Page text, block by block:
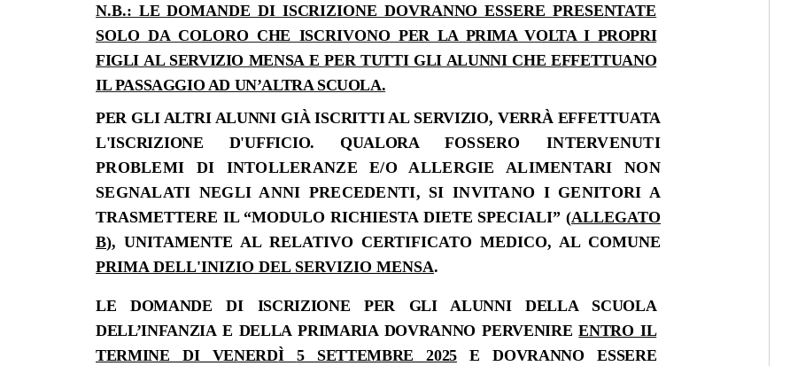
N.B.: LE DOMANDE DI ISCRIZIONE DOVRANNO ESSERE PRESENTATE
SOLO DA COLORO CHE ISCRIVONOPER LA PRIMA VOLTA I PROPRI
FIGLI AL SERVIZIO MENSA E PER TUTTI GLI ALUNNI CHE EFFETTUANO
IL PASSAGGIO AD UN’ALTRA SCUOLA.
PER GLI ALTRI ALUNNI GIÀ ISCRITTI AL SERVIZIO, VERRÀEFFETTUATA
L'ISCRIZIONE D'UFFICIO. QUALORA
FOSSERO INTERVENUTI
PROBLEMI DI INTOLLERANZE E/O ALLERGIE ALIMENTARI NON
SEGNALATI NEGLI ANNI PRECEDENTI, SI INVITANO I GENITORI A
TRASMETTERE IL “MODULO RICHIESTA DIETE SPECIALI” (ALLEGATO
B), UNITAMENTE AL RELATIVO CERTIFICATO MEDICO, AL COMUNE
PRIMA DELL'INIZIO DEL SERVIZIO MENSA.
LE DOMANDE DI ISCRIZIONE PER GLI ALUNNI DELLA SCUOLA
DELL’INFANZIA E DELLA PRIMARIA DOVRANNO PERVENIREENTRO IL
TERMINE DI VENERDÌ 5 SETTEMBRE 2025E DOVRANNO ESSERE